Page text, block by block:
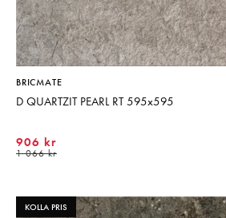
BRICMATE
D QUARTZIT PEARL RT 595x595
906 kr
1 066 kr
KOLLA PRIS